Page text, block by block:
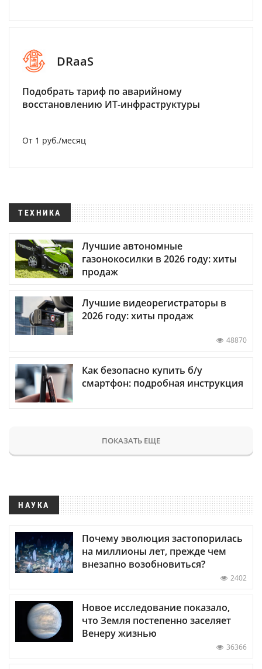
DRaaS
Подобрать тариф по аварийному
восстановлению ИТ-инфраструктуры
От 1 руб./месяц
ТЕХНИКА
Лучшие автономные
газонокосилки в 2026 году: хиты
продаж
Лучшие видеорегистраторы в
2026 году: хиты продаж
48870
Как безопасно купить б/у
смартфон: подробная инструкция
ПОКАЗАТЬ ЕЩЕ
НАУКА
Почему эволюция застопорилась
на миллионы лет, прежде чем
внезапно возобновиться?
2402
Новое исследование показало,
что Земля постепенно заселяет
Венеру жизнью
36366